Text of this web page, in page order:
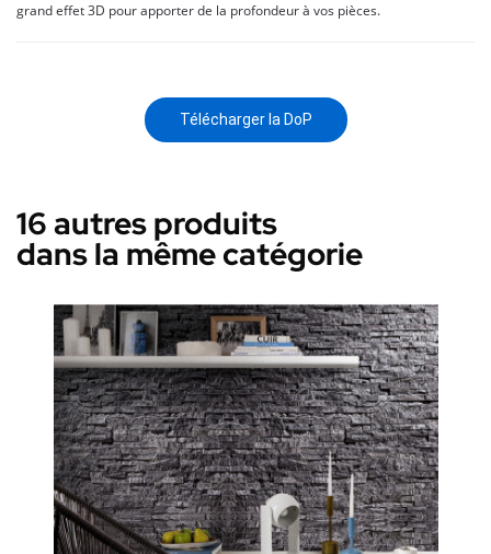
grand effet 3D pour apporter de la profondeur à vos pièces.
Télécharger la DoP
16 autres produits
dans la même catégorie